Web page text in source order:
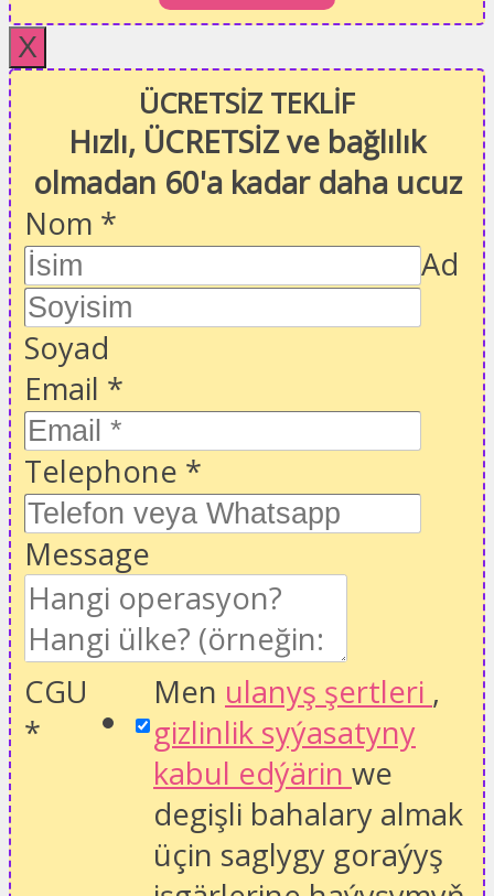
X
ÜCRETSİZ TEKLİF
Hızlı, ÜCRETSİZ ve bağlılık
olmadan 60'a kadar daha ucuz
Nom *
Ad
Soyad
Email *
Telephone *
Message
CGU
*
Men ulanyş şertleri ,
gizlinlik syýasatyny
kabul edýärin we
degişli bahalary almak
üçin saglygy goraýyş